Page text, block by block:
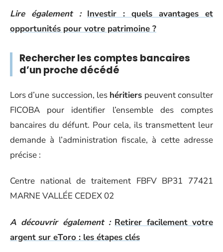
Lire également : Investir : quels avantages et
opportunités pour votre patrimoine ?
Rechercher les comptes bancaires
d’un proche décédé
Lors d’une succession, les héritiers peuvent consulter
FICOBA pour identifier l’ensemble des comptes
bancaires du défunt. Pour cela, ils transmettent leur
demande à l’administration fiscale, à cette adresse
précise :
Centre national de traitement FBFV BP31 77421
MARNE VALLÉE CEDEX 02
A découvrir également : Retirer facilement votre
argent sur eToro : les étapes clés